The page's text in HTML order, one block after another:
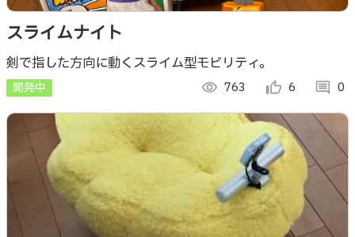
スライムナイト
剣で指した方向に動くスライム型モビリティ。
開発中 visibility 763 thumb_up_alt 6 comment 0